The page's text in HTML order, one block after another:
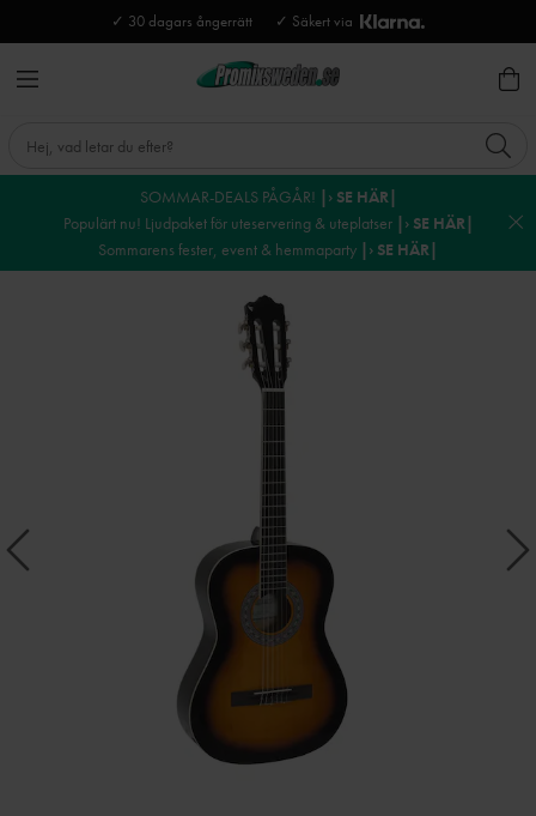
✓ 30 dagars ångerrätt ✓ Säkert via
SOMMAR-DEALS PÅGÅR! |› SE HÄR|
Populärt nu! Ljudpaket för uteservering & uteplatser |› SE HÄR|
Sommarens fester, event & hemmaparty |› SE HÄR|